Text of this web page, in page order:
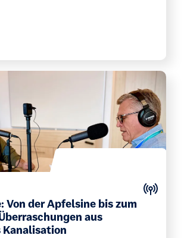
Von der Apfelsine bis zum
aus
Kanalisation